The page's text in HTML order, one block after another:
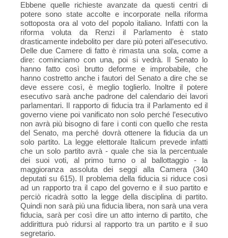
Ebbene quelle richieste avanzate da questi centri di
potere sono state accolte e incorporate nella riforma
sottoposta ora al voto del popolo italiano. Infatti con la
riforma voluta da Renzi il Parlamento è stato
drasticamente indebolito per dare più poteri all’esecutivo.
Delle due Camere di fatto è rimasta una sola, come a
dire: cominciamo con una, poi si vedrà. Il Senato lo
hanno fatto così brutto deforme e improbabile, che
hanno costretto anche i fautori del Senato a dire che se
deve essere così, è meglio toglierlo. Inoltre il potere
esecutivo sarà anche padrone del calendario dei lavori
parlamentari. Il rapporto di fiducia tra il Parlamento ed il
governo viene poi vanificato non solo perché l’esecutivo
non avrà più bisogno di fare i conti con quello che resta
del Senato, ma perché dovrà ottenere la fiducia da un
solo partito. La legge elettorale Italicum prevede infatti
che un solo partito avrà - quale che sia la percentuale
dei suoi voti, al primo turno o al ballottaggio - la
maggioranza assoluta dei seggi alla Camera (340
deputati su 615). Il problema della fiducia si riduce così
ad un rapporto tra il capo del governo e il suo partito e
perciò ricadrà sotto la legge della disciplina di partito.
Quindi non sarà più una fiducia libera, non sarà una vera
fiducia, sarà per così dire un atto interno di partito, che
addirittura può ridursi al rapporto tra un partito e il suo
segretario.